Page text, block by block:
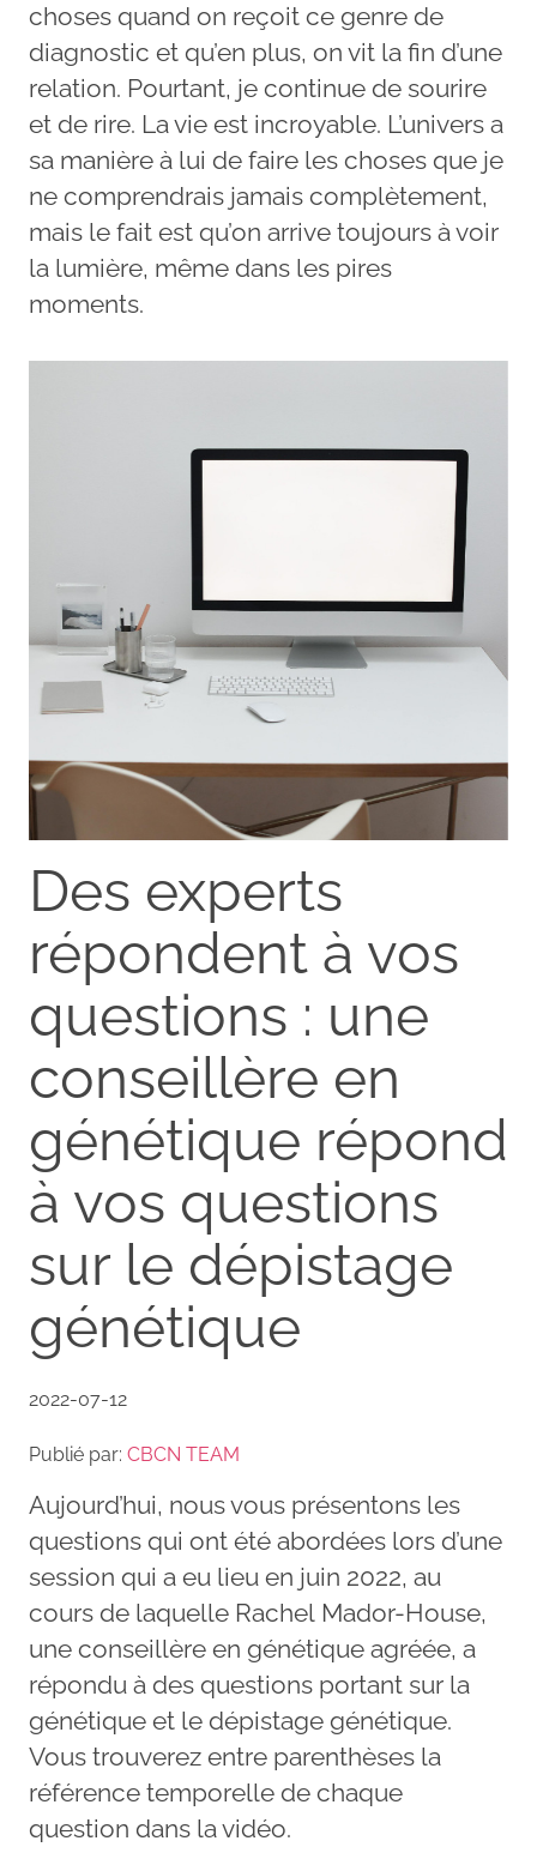
choses quand on reçoit ce genre de
diagnostic et qu’en plus, on vit la fin d’une
relation. Pourtant, je continue de sourire
et de rire. La vie est incroyable. L’univers a
sa manière à lui de faire les choses que je
ne comprendrais jamais complètement,
mais le fait est qu’on arrive toujours à voir
la lumière, même dans les pires
moments.
Des experts
répondent à vos
questions : une
conseillère en
génétique répond
à vos questions
sur le dépistage
génétique
2022-07-12
Publié par: CBCN TEAM
Aujourd’hui, nous vous présentons les
questions qui ont été abordées lors d’une
session qui a eu lieu en juin 2022, au
cours de laquelle Rachel Mador-House,
une conseillère en génétique agréée, a
répondu à des questions portant sur la
génétique et le dépistage génétique.
Vous trouverez entre parenthèses la
référence temporelle de chaque
question dans la vidéo.